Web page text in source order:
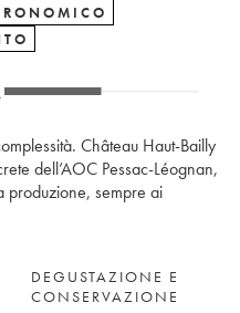
Château Haut-Bailly
dell’AOC Pessac-Léognan,
produzione, sempre ai
DEGUSTAZIONE E
CONSERVAZIONE